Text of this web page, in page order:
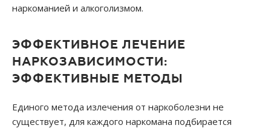
наркоманией и алкоголизмом.
ЭФФЕКТИВНОЕ ЛЕЧЕНИЕ
НАРКОЗАВИСИМОСТИ:
ЭФФЕКТИВНЫЕ МЕТОДЫ
Единого метода излечения от наркоболезни не
существует, для каждого наркомана подбирается